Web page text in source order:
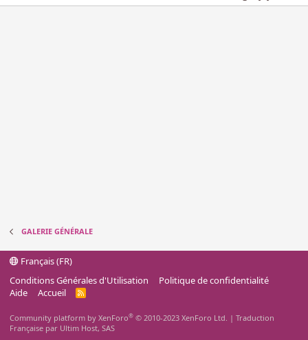
GALERIE GÉNÉRALE
Français (FR)
Conditions Générales d'Utilisation
Politique de confidentialité
Aide
Accueil
R
Community platform by XenForo® © 2010-2023 XenForo Ltd. | Traduction
Française par Ultim Host, SAS